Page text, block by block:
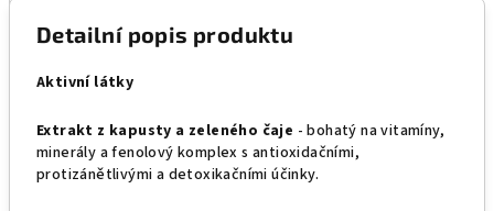
Detailní popis produktu
Aktivní látky
Extrakt z kapusty a zeleného čaje - bohatý na vitamíny,
minerály a fenolový komplex s antioxidačními,
protizánětlivými a detoxikačními účinky.